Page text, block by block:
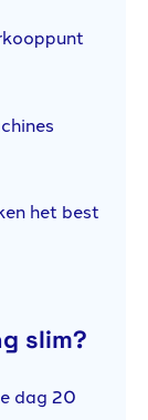
het best
slim?
dag 20